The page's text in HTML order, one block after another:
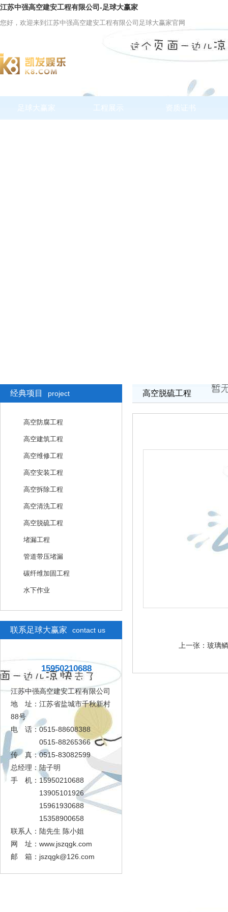
江苏中强高空建安工程有限公司-足球大赢家
您好，欢迎来到江苏中强高空建安工程有限公司足球大赢家官网
足球大赢家 工程展示 资质证书
经典项目 project
高空防腐工程
高空建筑工程
高空维修工程
高空安装工程
高空拆除工程
高空清洗工程
高空脱硫工程
堵漏工程
管道带压堵漏
碳纤维加固工程
水下作业
联系足球大赢家 contact us
15950210688
江苏中强高空建安工程有限公司
地 址：江苏省盐城市千秋新村
88号
电 话：0515-88608388
0515-88265366
传 真：0515-83082599
总经理：陆子明
手 机：15950210688
13905101926
15961930688
15358900658
联系人：陆先生 陈小姐
网 址：www.jszqgk.com
邮 箱： jszqgk@126.com
高空脱硫工程
上一张： 玻璃